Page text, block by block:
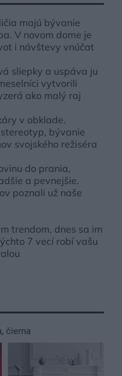
majú bývanie
V novom dome je
i návštevy vnúčat
sliepky a uspáva ju
vytvorili
ako malý raj
v obklade.
bývanie
svojského režiséra
do prania,
a pevnejšie.
poznali už naše
trendom, dnes sa im
7 vecí robí vašu
, čierna